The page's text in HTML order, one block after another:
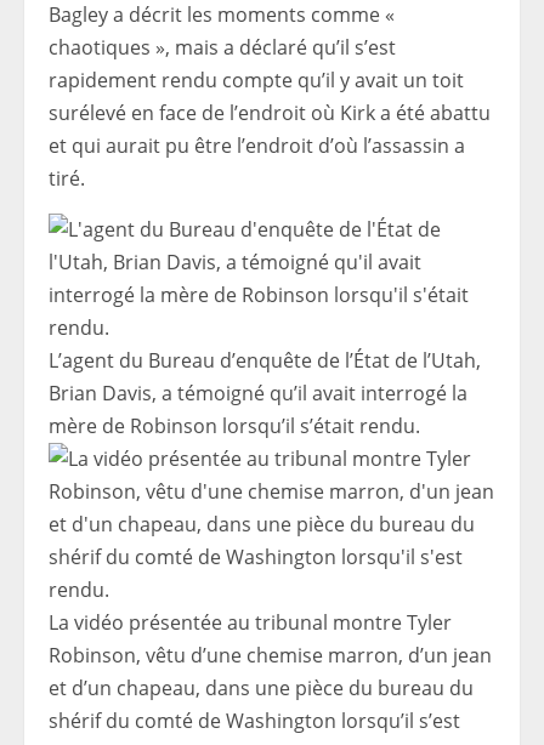
Bagley a décrit les moments comme «
chaotiques », mais a déclaré qu’il s’est
rapidement rendu compte qu’il y avait un toit
surélevé en face de l’endroit où Kirk a été abattu
et qui aurait pu être l’endroit d’où l’assassin a
tiré.
L’agent du Bureau d’enquête de l’État de l’Utah,
Brian Davis, a témoigné qu’il avait interrogé la
mère de Robinson lorsqu’il s’était rendu.
La vidéo présentée au tribunal montre Tyler
Robinson, vêtu d’une chemise marron, d’un jean
et d’un chapeau, dans une pièce du bureau du
shérif du comté de Washington lorsqu’il s’est